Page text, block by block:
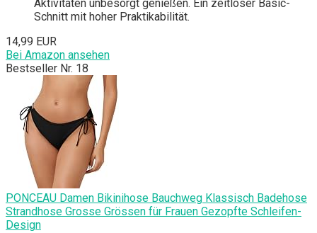
Aktivitäten unbesorgt genießen. Ein zeitloser Basic-
Schnitt mit hoher Praktikabilität.
14,99 EUR
Bei Amazon ansehen
Bestseller Nr. 18
PONCEAU Damen Bikinihose Bauchweg Klassisch Badehose
Strandhose Grosse Grössen für Frauen Gezopfte Schleifen-
Design